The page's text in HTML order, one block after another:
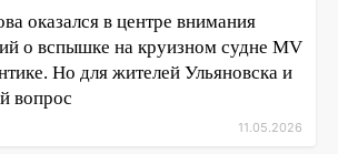
оказался в центре внимания
о вспышке на круизном судне MV
Но для жителей Ульяновска и
вопрос
11.05.2026